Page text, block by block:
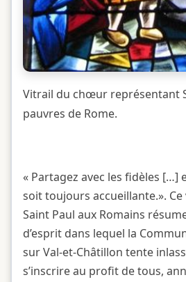
Vitrail du chœur représentant
pauvres de Rome.
« Partagez avec les fidèles […]
soit toujours accueillante.». Ce
Saint Paul aux Romains
d’esprit dans lequel la
sur Val-et-Châtillon tente
s’inscrire au profit de tous,